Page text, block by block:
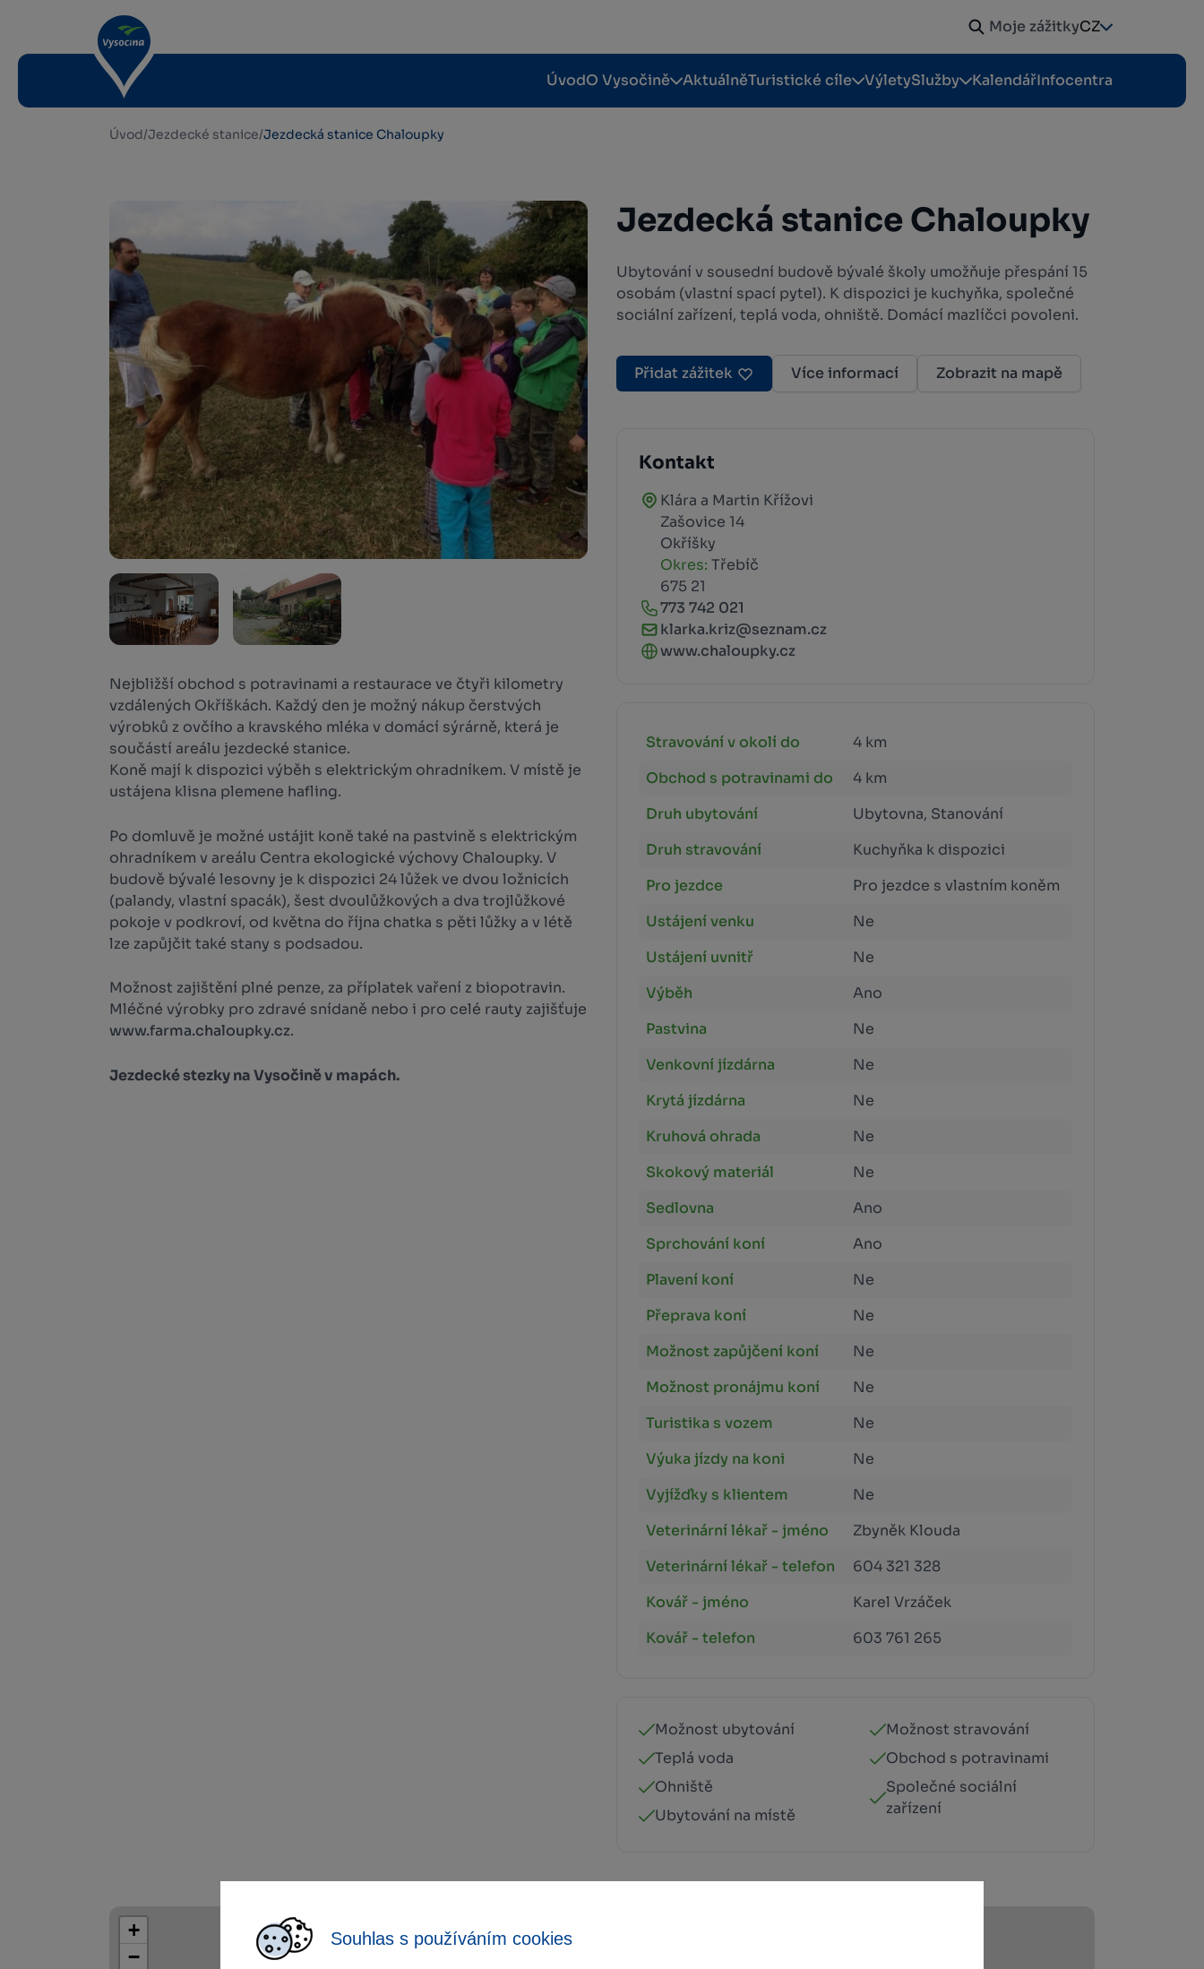
Souhlas s používáním cookies
Moje zážitkyCZ
ÚvodO Vysočině AktuálněTuristické cíle VýletySlužby KalendářInfocentra
Úvod/Jezdecké stanice/Jezdecká stanice Chaloupky
Jezdecká stanice Chaloupky
Ubytování v sousední budově bývalé školy umožňuje přespání 15
osobám (vlastní spací pytel). K dispozici je kuchyňka, společné
sociální zařízení, teplá voda, ohniště. Domácí mazlíčci povoleni.
Přidat zážitek Více informací Zobrazit na mapě
Kontakt
Klára a Martin Křížovi
Zašovice 14
Okříšky
Okres: Třebíč
675 21
773 742 021
klarka.kriz@seznam.cz
www.chaloupky.cz
Stravování v okolí do
4 km
Obchod s potravinami do
4 km
Druh ubytování
Ubytovna, Stanování
Druh stravování
Kuchyňka k dispozici
Pro jezdce
Pro jezdce s vlastním koněm
Ustájení venku
Ne
Ustájení uvnitř
Ne
Výběh
Ano
Pastvina
Ne
Venkovní jízdárna
Ne
Krytá jízdárna
Ne
Kruhová ohrada
Ne
Skokový materiál
Ne
Sedlovna
Ano
Sprchování koní
Ano
Plavení koní
Ne
Přeprava koní
Ne
Možnost zapůjčení koní
Ne
Možnost pronájmu koní
Ne
Turistika s vozem
Ne
Výuka jízdy na koni
Ne
Vyjížďky s klientem
Ne
Veterinární lékař - jméno
Zbyněk Klouda
Veterinární lékař - telefon
604 321 328
Kovář - jméno
Karel Vrzáček
Kovář - telefon
603 761 265
Možnost ubytování
Teplá voda
Ohniště
Ubytování na místě
Možnost stravování
Obchod s potravinami
Společné sociální
zařízení
Nejbližší obchod s potravinami a restaurace ve čtyři kilometry
vzdálených Okříškách. Každý den je možný nákup čerstvých
výrobků z ovčího a kravského mléka v domácí sýrárně, která je
součástí areálu jezdecké stanice.
Koně mají k dispozici výběh s elektrickým ohradníkem. V místě je
ustájena klisna plemene hafling.
Po domluvě je možné ustájit koně také na pastvině s elektrickým
ohradníkem v areálu Centra ekologické výchovy Chaloupky. V
budově bývalé lesovny je k dispozici 24 lůžek ve dvou ložnicích
(palandy, vlastní spacák), šest dvoulůžkových a dva trojlůžkové
pokoje v podkroví, od května do října chatka s pěti lůžky a v létě
lze zapůjčit také stany s podsadou.
Možnost zajištění plné penze, za příplatek vaření z biopotravin.
Mléčné výrobky pro zdravé snídaně nebo i pro celé rauty zajišťuje
www.farma.chaloupky.cz.
Jezdecké stezky na Vysočině v mapách.
+
−